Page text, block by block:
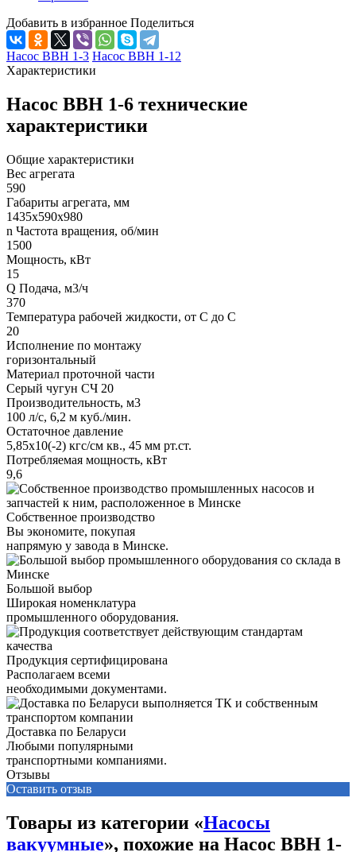
Добавить в избранное Поделиться
Насос ВВН 1-3 Насос ВВН 1-12
Характеристики
Насос ВВН 1-6 технические
характеристики
Общие характеристики
Вес агрегата
590
Габариты агрегата, мм
1435х590х980
n Частота вращения, об/мин
1500
Мощность, кВт
15
Q Подача, м3/ч
370
Температура рабочей жидкости, от С до С
20
Исполнение по монтажу
горизонтальный
Материал проточной части
Серый чугун СЧ 20
Производительность, м3
100 л/с, 6,2 м куб./мин.
Остаточное давление
5,85х10(-2) кгс/см кв., 45 мм рт.ст.
Потребляемая мощность, кВт
9,6
Собственное производство
Вы экономите, покупая
напрямую у завода в Минске.
Большой выбор
Широкая номенклатура
промышленного оборудования.
Продукция сертифицирована
Располагаем всеми
необходимыми документами.
Доставка по Беларуси
Любыми популярными
транспортными компаниями.
Отзывы
Оставить отзыв
Товары из категории «Насосы
вакуумные», похожие на Насос ВВН 1-